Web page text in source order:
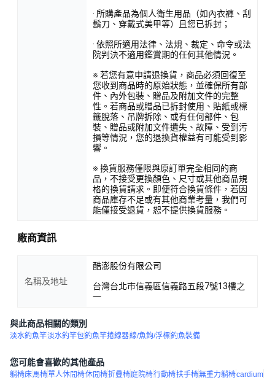
· 所購產品為個人衛生用品（如內衣褲、刮
鬍刀、穿戴式美甲等）且您已拆封；
· 依照所適用法律、法規、裁定、命令或法
院判決不適用鑑賞期的任何其他情況。
※ 若您有意申請退換貨，商品必須回復至
您收到商品時的原始狀態，並確保所有部
件、內外包裝、贈品及附加文件的完整
性。若商品或贈品已拆封使用、貼紙或標
籤脫落、吊牌拆除、或有任何部件、包
裝、贈品或附加文件遺失、故障、受到污
損等情況，您的退換貨權益有可能受到影
響。
※ 換貨服務僅限與原訂單完全相同的商
品，不接受更換顏色、尺寸或其他商品規
格的換貨請求。即便符合換貨條件，若因
商品庫存不足或有其他商業考量，我們可
能僅接受退貨，恕不提供換貨服務。
廠商資訊
名稱及地址
酷澎股份有限公司
台灣台北市信義區信義路五段7號13樓之
一
與此商品相關的類別
淡水釣魚竿淡水釣竿包釣魚竿捲線器線/魚鉤/浮標釣魚裝備
您可能會喜歡的其他產品
躺椅床馬椅單人休閒椅休閒椅折疊椅庭院椅行動椅扶手椅無重力躺椅cardium